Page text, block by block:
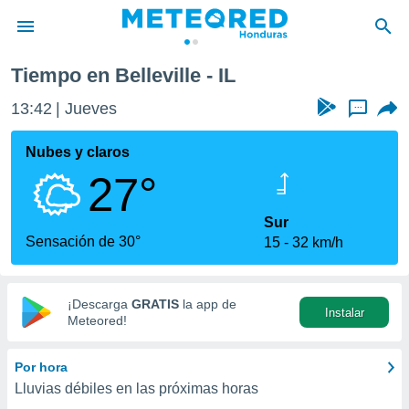
de
ha sido
calidad.
a este
las
y
digital
basada
Tiempo en Belleville - IL
13:42 Jueves ...
Nubes y claros
27°
Sensación de 30°
Sur
15
32 km/h
¡Descarga GRATIS la app de
Meteored!
Instalar
Por hora
Lluvias débiles en las próximas horas